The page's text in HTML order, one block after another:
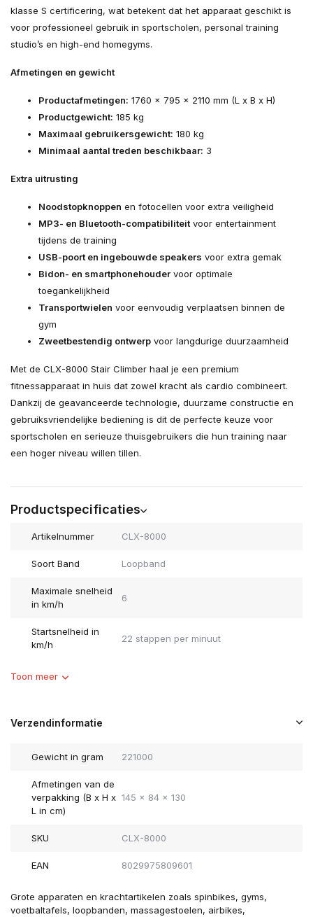
klasse S certificering, wat betekent dat het apparaat geschikt is
voor professioneel gebruik in sportscholen, personal training
studio’s en high-end homegyms.
Afmetingen en gewicht
Productafmetingen: 1760 x 795 x 2110 mm (L x B x H)
Productgewicht: 185 kg
Maximaal gebruikersgewicht: 180 kg
Minimaal aantal treden beschikbaar: 3
Extra uitrusting
Noodstopknoppen en fotocellen voor extra veiligheid
MP3- en Bluetooth-compatibiliteitvoor entertainment
tijdens de training
USB-poort en ingebouwde speakers voor extra gemak
Bidon- en smartphonehouder voor optimale
toegankelijkheid
Transportwielen voor eenvoudig verplaatsen binnen de
gym
Zweetbestendig ontwerp voor langdurige duurzaamheid
Met de CLX-8000 Stair Climber haal je een premium
fitnessapparaat in huis dat zowel kracht als cardio combineert.
Dankzij de geavanceerde technologie, duurzame constructie en
gebruiksvriendelijke bediening is dit de perfecte keuze voor
sportscholen en serieuze thuisgebruikers die hun training naar
een hoger niveau willen tillen.
Productspecificaties
Artikelnummer CLX-8000
Soort Band Loopband
Maximale snelheid
in km/h
6
Startsnelheid in
km/h
22 stappen per minuut
Toon meer
Verzendinformatie
Gewicht in gram 221000
Afmetingen van de
verpakking (B x H x
L in cm)
145 x 84 x 130
SKU CLX-8000
EAN 8029975809601
Grote apparaten en krachtartikelen zoals spinbikes, gyms,
voetbaltafels, loopbanden, massagestoelen, airbikes,